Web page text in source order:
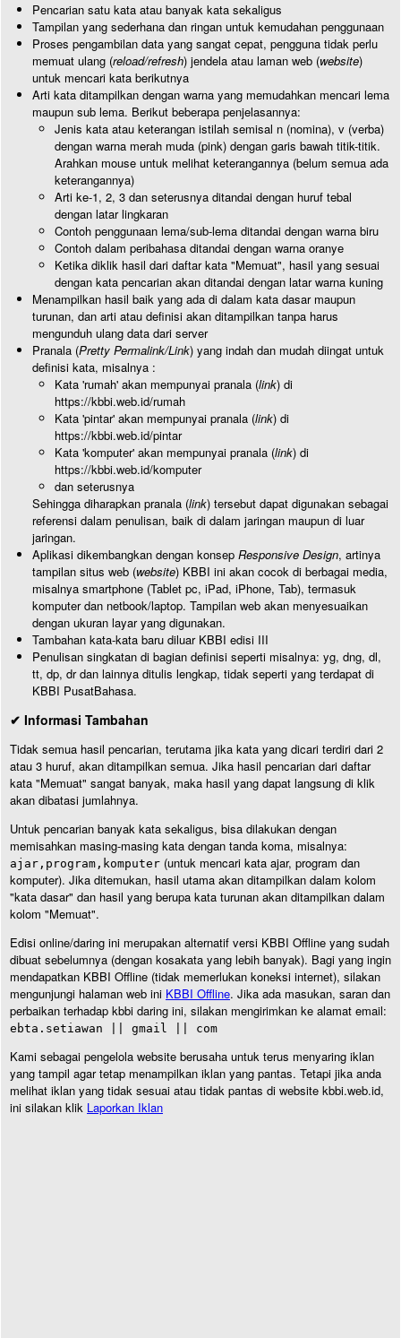
Pencarian satu kata atau banyak kata sekaligus
Tampilan yang sederhana dan ringan untuk kemudahan penggunaan
Proses pengambilan data yang sangat cepat, pengguna tidak perlu
memuat ulang (reload/refresh) jendela atau laman web (website)
untuk mencari kata berikutnya
Arti kata ditampilkan dengan warna yang memudahkan mencari lema
maupun sub lema. Berikut beberapa penjelasannya:
Jenis kata atau keterangan istilah semisal n (nomina), v (verba)
dengan warna merah muda (pink) dengan garis bawah titik-titik.
Arahkan mouse untuk melihat keterangannya (belum semua ada
keterangannya)
Arti ke-1, 2, 3 dan seterusnya ditandai dengan huruf tebal
dengan latar lingkaran
Contoh penggunaan lema/sub-lema ditandai dengan warna biru
Contoh dalam peribahasa ditandai dengan warna oranye
Ketika diklik hasil dari daftar kata "Memuat", hasil yang sesuai
dengan kata pencarian akan ditandai dengan latar warna kuning
Menampilkan hasil baik yang ada di dalam kata dasar maupun
turunan, dan arti atau definisi akan ditampilkan tanpa harus
mengunduh ulang data dari server
Pranala (Pretty Permalink/Link) yang indah dan mudah diingat untuk
definisi kata, misalnya :
Kata 'rumah' akan mempunyai pranala (link) di
https://kbbi.web.id/rumah
Kata 'pintar' akan mempunyai pranala (link) di
https://kbbi.web.id/pintar
Kata 'komputer' akan mempunyai pranala (link) di
https://kbbi.web.id/komputer
dan seterusnya
Sehingga diharapkan pranala (link) tersebut dapat digunakan sebagai
referensi dalam penulisan, baik di dalam jaringan maupun di luar
jaringan.
Aplikasi dikembangkan dengan konsep Responsive Design, artinya
tampilan situs web (website) KBBI ini akan cocok di berbagai media,
misalnya smartphone (Tablet pc, iPad, iPhone, Tab), termasuk
komputer dan netbook/laptop. Tampilan web akan menyesuaikan
dengan ukuran layar yang digunakan.
Tambahan kata-kata baru diluar KBBI edisi III
Penulisan singkatan di bagian definisi seperti misalnya: yg, dng, dl,
tt, dp, dr dan lainnya ditulis lengkap, tidak seperti yang terdapat di
KBBI PusatBahasa.
✔ Informasi Tambahan
Tidak semua hasil pencarian, terutama jika kata yang dicari terdiri dari 2
atau 3 huruf, akan ditampilkan semua. Jika hasil pencarian dari daftar
kata "Memuat" sangat banyak, maka hasil yang dapat langsung di klik
akan dibatasi jumlahnya.
Untuk pencarian banyak kata sekaligus, bisa dilakukan dengan
memisahkan masing-masing kata dengan tanda koma, misalnya:
ajar,program,komputer (untuk mencari kata ajar, program dan
komputer). Jika ditemukan, hasil utama akan ditampilkan dalam kolom
"kata dasar" dan hasil yang berupa kata turunan akan ditampilkan dalam
kolom "Memuat".
Edisi online/daring ini merupakan alternatif versi KBBI Offline yang sudah
dibuat sebelumnya (dengan kosakata yang lebih banyak). Bagi yang ingin
mendapatkan KBBI Offline (tidak memerlukan koneksi internet), silakan
mengunjungi halaman web ini KBBI Offline. Jika ada masukan, saran dan
perbaikan terhadap kbbi daring ini, silakan mengirimkan ke alamat email:
ebta.setiawan || gmail || com
Kami sebagai pengelola website berusaha untuk terus menyaring iklan
yang tampil agar tetap menampilkan iklan yang pantas. Tetapi jika anda
melihat iklan yang tidak sesuai atau tidak pantas di website kbbi.web.id,
ini silakan klik Laporkan Iklan